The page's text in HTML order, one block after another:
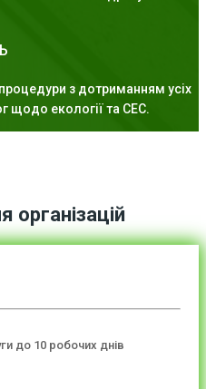
з дотриманням усіх
щодо екології та СЕС.
організацій
до 10 робочих днів